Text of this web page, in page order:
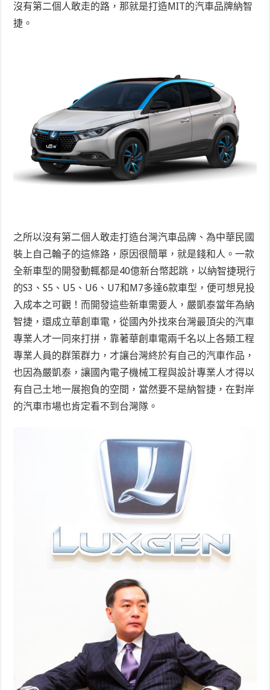
沒有第二個人敢走的路，那就是打造MIT的汽車品牌納智
捷。
之所以沒有第二個人敢走打造台灣汽車品牌、為中華民國
裝上自己輪子的這條路，原因很簡單，就是錢和人。一款
全新車型的開發動輒都是40億新台幣起跳，以納智捷現行
的S3、S5、U5、U6、U7和M7多達6款車型，便可想見投
入成本之可觀！而開發這些新車需要人，嚴凱泰當年為納
智捷，還成立華創車電，從國內外找來台灣最頂尖的汽車
專業人才一同來打拼，靠著華創車電兩千名以上各類工程
專業人員的群策群力，才讓台灣終於有自己的汽車作品，
也因為嚴凱泰，讓國內電子機械工程與設計專業人才得以
有自己土地一展抱負的空間，當然要不是納智捷，在對岸
的汽車市場也肯定看不到台灣隊。